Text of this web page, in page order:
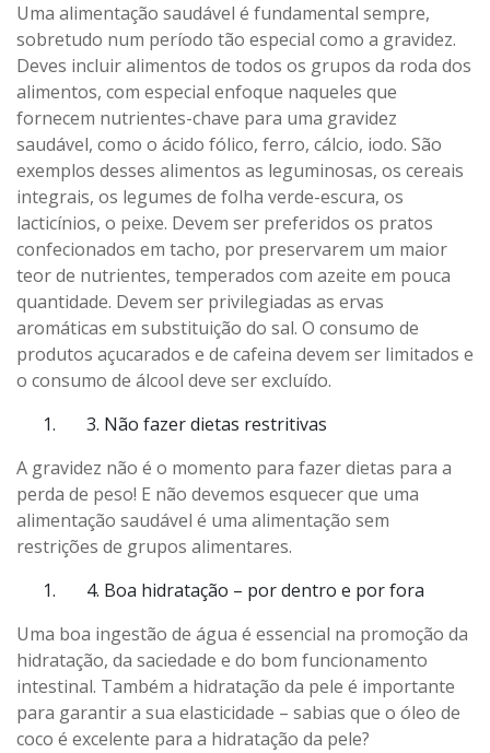
Uma alimentação saudável é fundamental sempre,
sobretudo num período tão especial como a gravidez.
Deves incluir alimentos de todos os grupos da roda dos
alimentos, com especial enfoque naqueles que
fornecem nutrientes-chave para uma gravidez
saudável, como o ácido fólico, ferro, cálcio, iodo. São
exemplos desses alimentos as leguminosas, os cereais
integrais, os legumes de folha verde-escura, os
lacticínios, o peixe. Devem ser preferidos os pratos
confecionados em tacho, por preservarem um maior
teor de nutrientes, temperados com azeite em pouca
quantidade. Devem ser privilegiadas as ervas
aromáticas em substituição do sal. O consumo de
produtos açucarados e de cafeina devem ser limitados e
o consumo de álcool deve ser excluído.
Não fazer dietas restritivas
A gravidez não é o momento para fazer dietas para a
perda de peso! E não devemos esquecer que uma
alimentação saudável é uma alimentação sem
restrições de grupos alimentares.
Boa hidratação – por dentro e por fora
Uma boa ingestão de água é essencial na promoção da
hidratação, da saciedade e do bom funcionamento
intestinal. Também a hidratação da pele é importante
para garantir a sua elasticidade – sabias que o óleo de
coco é excelente para a hidratação da pele?